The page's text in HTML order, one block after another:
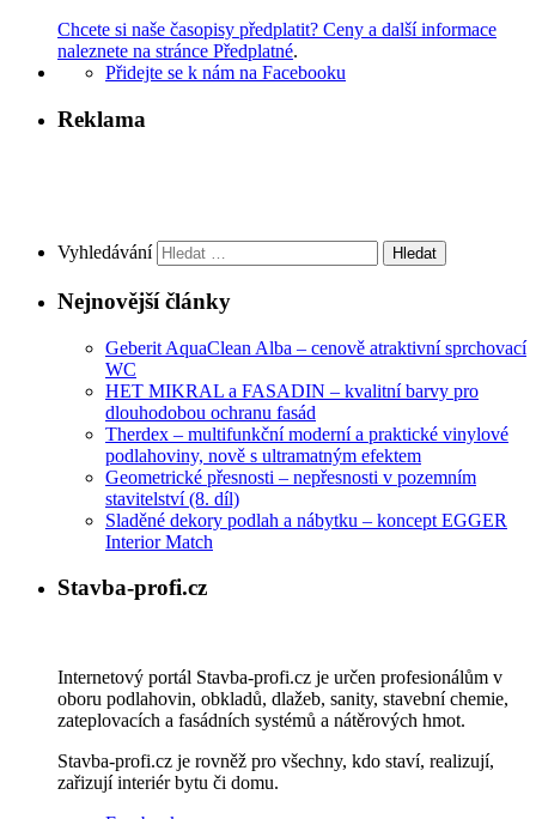
Chcete si naše časopisy předplatit? Ceny a další informace
naleznete na stránce Předplatné.
Přidejte se k nám na Facebooku
Reklama
Vyhledávání
Nejnovější články
Geberit AquaClean Alba – cenově atraktivní sprchovací
WC
HET MIKRAL a FASADIN – kvalitní barvy pro
dlouhodobou ochranu fasád
Therdex – multifunkční moderní a praktické vinylové
podlahoviny, nově s ultramatným efektem
Geometrické přesnosti – nepřesnosti v pozemním
stavitelství (8. díl)
Sladěné dekory podlah a nábytku – koncept EGGER
Interior Match
Stavba-profi.cz
Internetový portál Stavba-profi.cz je určen profesionálům v
oboru podlahovin, obkladů, dlažeb, sanity, stavební chemie,
zateplovacích a fasádních systémů a nátěrových hmot.
Stavba-profi.cz je rovněž pro všechny, kdo staví, realizují,
zařizují interiér bytu či domu.